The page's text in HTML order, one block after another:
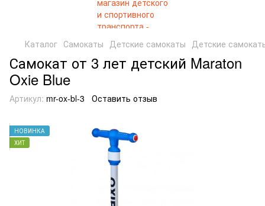
Каталог Самокаты Детские самокаты Детские
Самокат от 3 лет детский Maraton
Oxie Blue
Артикул: mr-ox-bl-3 Оставить отзыв
НОВИНКА
ХИТ